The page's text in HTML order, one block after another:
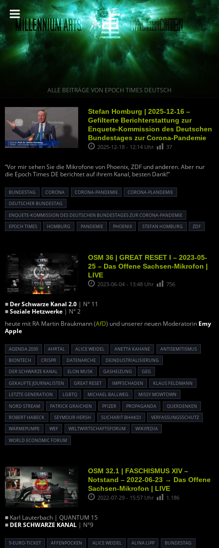
ALLE BEITRÄGE VON EPOCH TIMES DEUTSCH
Stefan Homburg | 2025-12-16 –
Gefilterte Berichterstattung zur
Enquete-Kommission des Deutschen
Bundestages zur Corona-Pandemie
2025-12-18 - 12:14 Uhr 37
“Vor mir sehen Sie die Mikrofone von Phoenix, ZDF und anderen. Aber nur
die Epoch Times DE berichtet auf ihrem Kanal, besten Dank!”
BUNDESTAG CORONA CORONA-PANDEMIE
CORONA-PLANDEMIE
DEUTSCHER BUNDESTAG
ENQUETE-KOMMISSION DES DEUTSCHEN BUNDESTAGES ZUR CORONA-PANDEMIE
EPOCH TIMES
HOMBURG PANDEMIE PHOENIX STEFAN HOMBURG ZDF
OSM 36 | GREAT RESET I – 2023-05-
25 – Das Offene Sachsen-Mikrofon |
LIVE
2023-06-04 - 13:48 Uhr 756
■ Der Schwarze Kanal 2.0 | N° 11
■Soziale Hetzwerke | N° 2
heute mit RA Martin Braukmann (AfD) und unserer neuen Moderatorin Emy
Apple
AGENDA 2030 AHRTAL ALICE WEIDEL ANETTA KAHANE
ANTISEMITISMUS
BIONTECH
CRISPR DATENARCHE
DEINDUSTRIALISIERUNG
DER SCHWARZE KANAL
ELON MUSK GASHEIZUNG
GEG
GEKAUFTE JOURNALISTEN
GREAT RESET IMPFSCHADEN
KLAUS FELDMANN
LETZTE GENERATION
LGBTQ MICHAEL BALLWEG
MISSY MOWTOWN
NORD STREAM
PATRICK GRAICHEN PFIZER PROPAGANDA
QUERDENKEN
ROBERT HABECK
SEYMOUR HERSH SUCHARIT BHAKDI
VERFASSUNGSSCHUTZ
WÄRMEPUMPE
WEF WELTWIRTSCHAFTSFORUM
WIKIPEDIA
WORLD ECONOMIC FORUM
OSM 32.1 | FASCHISMUS XIV –
Notstand – 2022-06-23 → Das Offene
Sachsen-Mikrofon | LIVE
2022-07-29 - 15:57 Uhr 1.186
■ Karl Lauterbach | QUANTUM 15
■ DER SCHWARZE KANAL | N°9
9-EURO-TICKET AFFENPOCKEN ALICE WEIDEL ALINA LIPP
BUNDESTAG